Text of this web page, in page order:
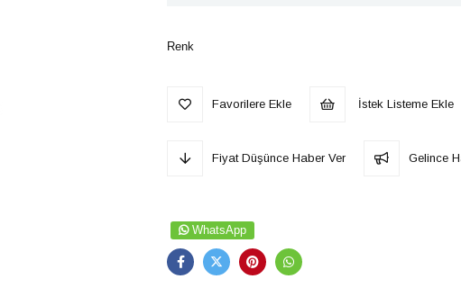
Renk
Favorilere Ekle İstek Listeme Ekle
Fiyat Düşünce Haber Ver Gelince
WhatsApp